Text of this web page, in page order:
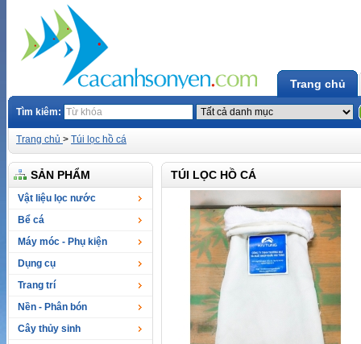
Trang chủ
Tìm kiêm:
Trang chủ > Túi lọc hồ cá
SẢN PHẨM
Vật liệu lọc nước
Bể cá
Máy móc - Phụ kiện
Dụng cụ
Trang trí
Nền - Phân bón
Cây thủy sinh
TÚI LỌC HỒ CÁ